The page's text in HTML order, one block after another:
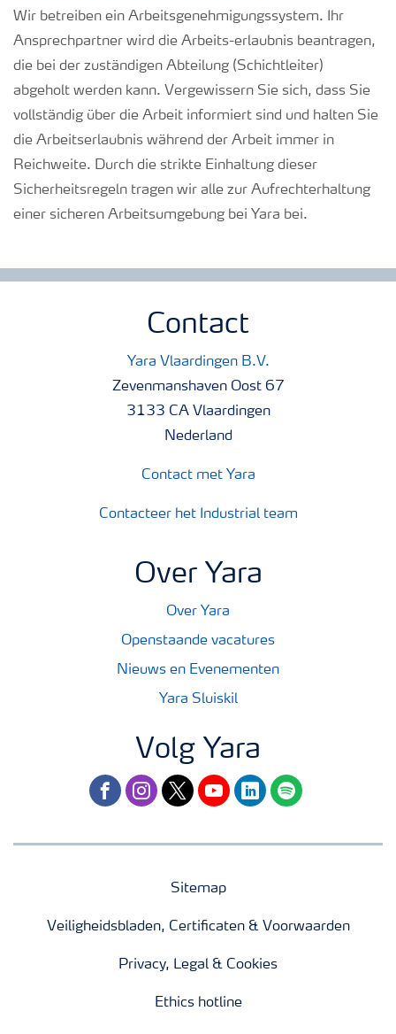
Wir betreiben ein Arbeitsgenehmigungssystem. Ihr
Ansprechpartner wird die Arbeits-erlaubnis beantragen,
die bei der zuständigen Abteilung (Schichtleiter)
abgeholt werden kann. Vergewissern Sie sich, dass Sie
vollständig über die Arbeit informiert sind und halten Sie
die Arbeitserlaubnis während der Arbeit immer in
Reichweite. Durch die strikte Einhaltung dieser
Sicherheitsregeln tragen wir alle zur Aufrechterhaltung
einer sicheren Arbeitsumgebung bei Yara bei.
Contact
Yara Vlaardingen B.V.
Zevenmanshaven Oost 67
3133 CA Vlaardingen
Nederland
Contact met Yara
Contacteer het Industrial team
Over Yara
Over Yara
Openstaande vacatures
Nieuws en Evenementen
Yara Sluiskil
Volg Yara
facebookinstagram
twitteryoutubelinkedinspotify
Sitemap
Veiligheidsbladen, Certificaten & Voorwaarden
Privacy, Legal & Cookies
Ethics hotline